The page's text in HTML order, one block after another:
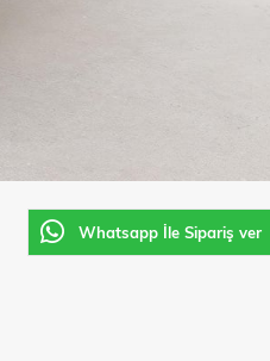
Whatsapp İle Sipariş ver